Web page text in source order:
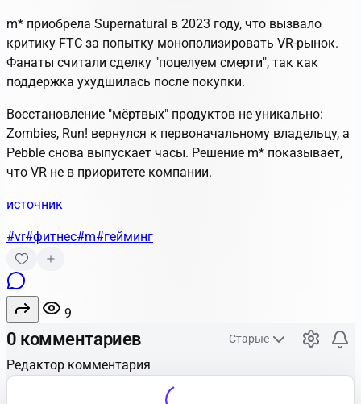
m* приобрела Supernatural в 2023 году, что вызвало
критику FTC за попытку монополизировать VR-рынок.
Фанаты считали сделку "поцелуем смерти", так как
поддержка ухудшилась после покупки.
Восстановление "мёртвых" продуктов не уникально:
Zombies, Run! вернулся к первоначальному владельцу, а
Pebble снова выпускает часы. Решение m* показывает,
что VR не в приоритете компании.
источник
#vr#фитнес#m#гейминг
9
0 комментариев Старые
Редактор комментария